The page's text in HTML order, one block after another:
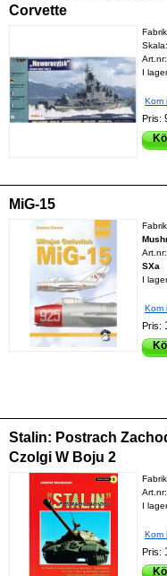
Corvette
I
Kom
Pris:
MiG-15
SXa
I
Kom
Pris:
Stalin: Postrach
Czolgi W Boju 2
I
Kom
Pris: